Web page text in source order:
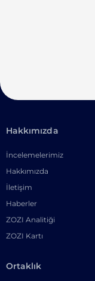
Hakkımızda
İncelemelerimiz
Hakkımızda
İletişim
Haberler
ZOZI Analitiği
ZOZI Kartı
Ortaklık